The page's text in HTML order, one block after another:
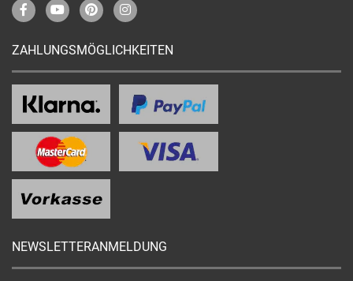
ZAHLUNGSMÖGLICHKEITEN
NEWSLETTERANMELDUNG